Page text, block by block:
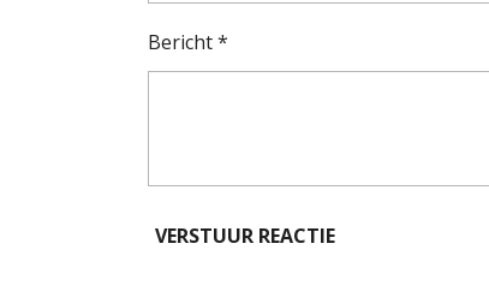
Bericht *
VERSTUUR REACTIE